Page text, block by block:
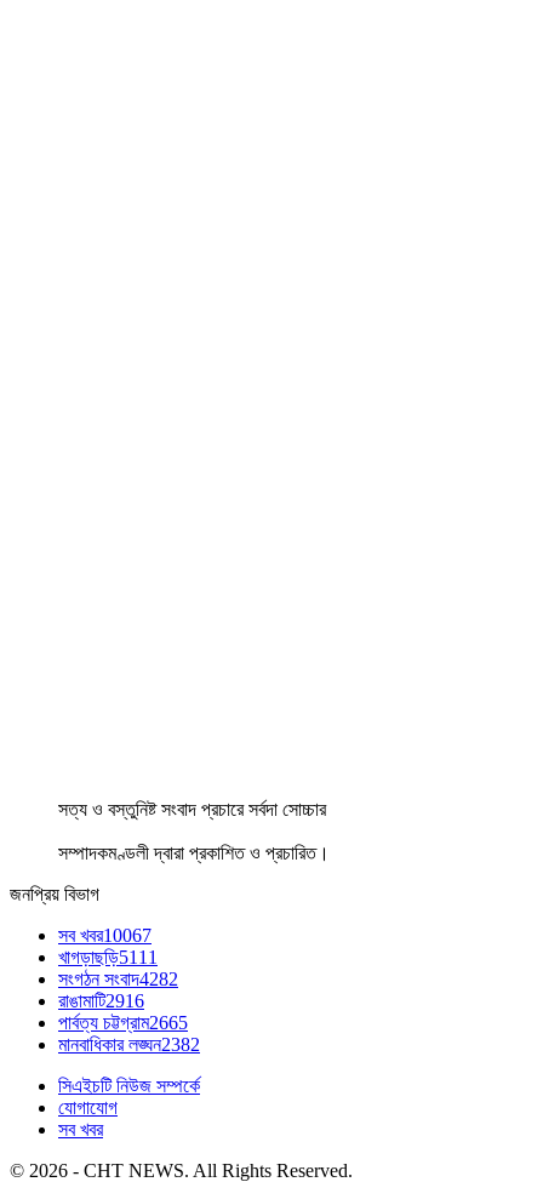
সত্য ও বস্তুনিষ্ট সংবাদ প্রচারে সর্বদা সোচ্চার
সম্পাদকমণ্ডলী দ্বারা প্রকাশিত ও প্রচারিত।
জনপ্রিয় বিভাগ
সব খবর10067
খাগড়াছড়ি5111
সংগঠন সংবাদ4282
রাঙামাটি2916
পার্বত্য চট্টগ্রাম2665
মানবাধিকার লঙ্ঘন2382
সিএইচটি নিউজ সম্পর্কে
যোগাযোগ
সব খবর
© 2026 - CHT NEWS. All Rights Reserved.